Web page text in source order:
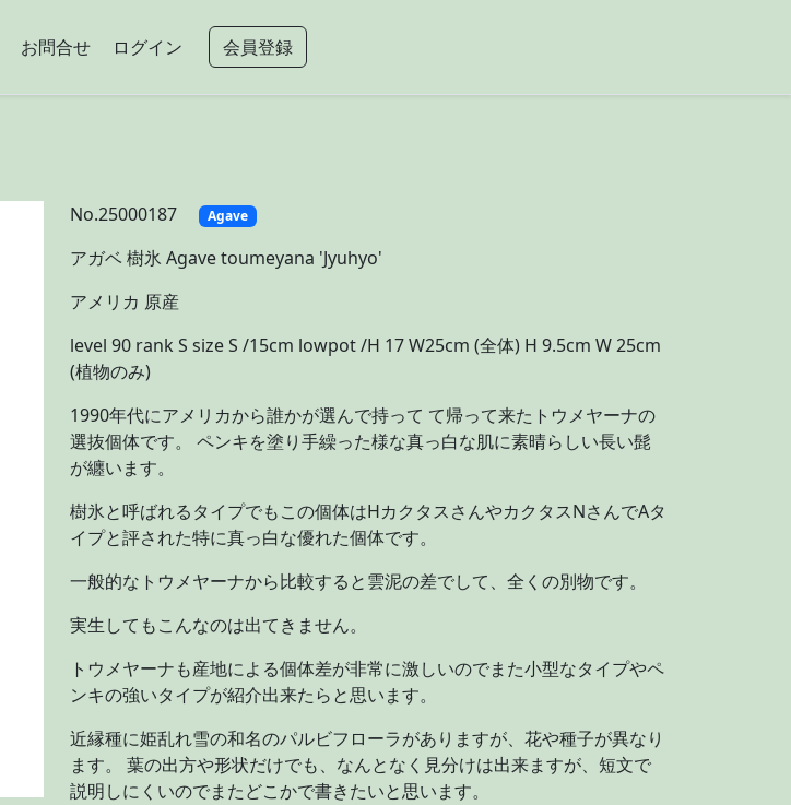
お問合せ ログイン 会員登録
No.25000187 Agave
アガベ 樹氷 Agave toumeyana 'Jyuhyo'
アメリカ 原産
level 90 rank S size S /15cm lowpot /H 17 W25cm (全体) H 9.5cm W 25cm
(植物のみ)
1990年代にアメリカから誰かが選んで持って て帰って来たトウメヤーナの
選抜個体です。 ペンキを塗り手繰った様な真っ白な肌に素晴らしい長い髭
が纏います。
樹氷と呼ばれるタイプでもこの個体はHカクタスさんやカクタスNさんでAタ
イプと評された特に真っ白な優れた個体です。
一般的なトウメヤーナから比較すると雲泥の差でして、全くの別物です。
実生してもこんなのは出てきません。
トウメヤーナも産地による個体差が非常に激しいのでまた小型なタイプやペ
ンキの強いタイプが紹介出来たらと思います。
近縁種に姫乱れ雪の和名のパルビフローラがありますが、花や種子が異なり
ます。 葉の出方や形状だけでも、なんとなく見分けは出来ますが、短文で
説明しにくいのでまたどこかで書きたいと思います。